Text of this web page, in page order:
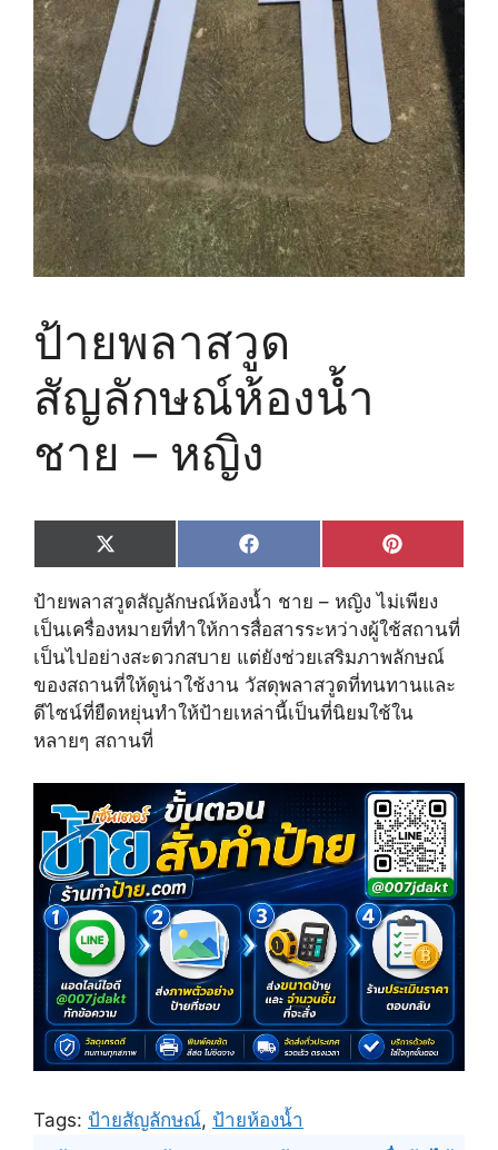
ป้ายพลาสวูด
สัญลักษณ์ห้องน้ำ
ชาย – หญิง
Share
on
X
(
w
i
t
e
r
)
Share
on
F
a
c
e
b
o
o
k
Share
on
P
i
n
t
e
r
e
s
t
ป้ายพลาสวูดสัญลักษณ์ห้องน้ำ ชาย – หญิง ไม่เพียง
เป็นเครื่องหมายที่ทำให้การสื่อสารระหว่างผู้ใช้สถานที่
เป็นไปอย่างสะดวกสบาย แต่ยังช่วยเสริมภาพลักษณ์
ของสถานที่ให้ดูน่าใช้งาน วัสดุพลาสวูดที่ทนทานและ
ดีไซน์ที่ยืดหยุ่นทำให้ป้ายเหล่านี้เป็นที่นิยมใช้ใน
หลายๆ สถานที่
Tags: ป้ายสัญลักษณ์, ป้ายห้องน้ำ